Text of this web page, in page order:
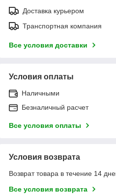
Доставка курьером
Транспортная компания
Все условия доставки
Условия оплаты
Наличными
Безналичный расчет
Все условия оплаты
Условия возврата
Возврат товара в течение 14
Все условия возврата